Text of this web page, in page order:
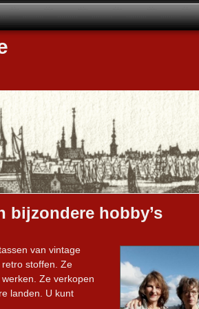
bijzondere hobby’s
van vintage
stoffen. Ze
Ze verkopen
landen. U kunt